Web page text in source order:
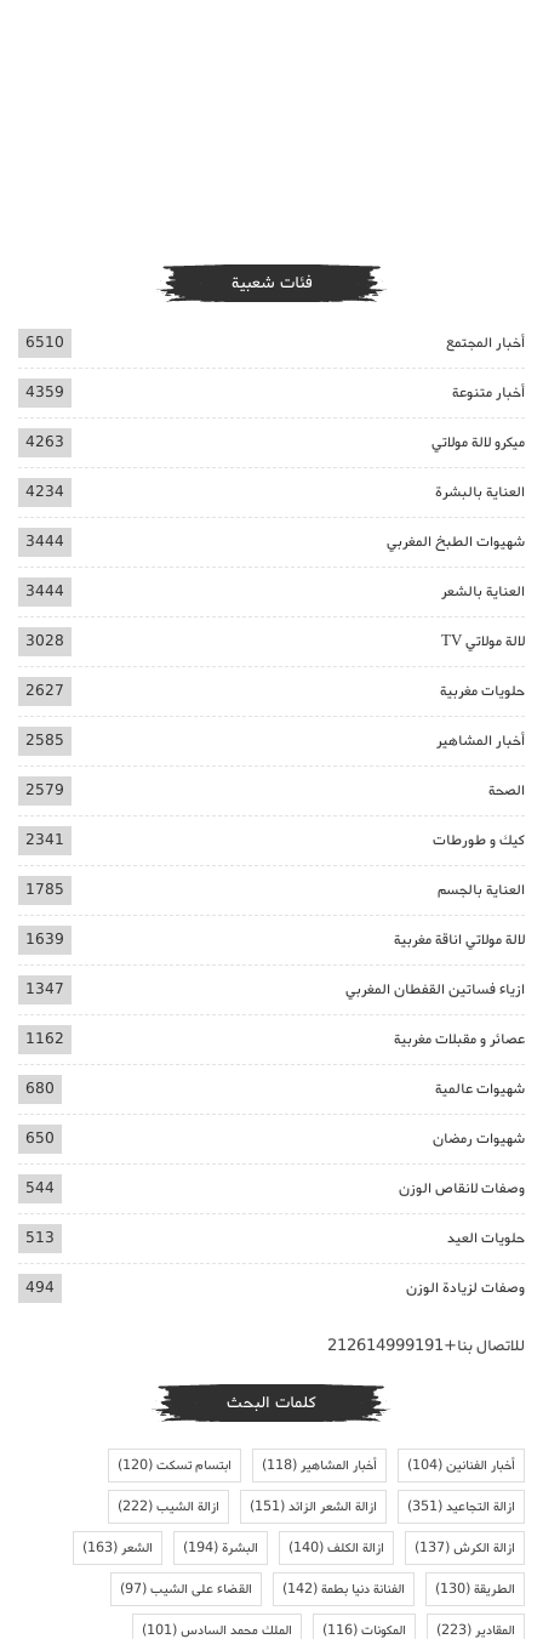
فئات شعبية
أخبار المجتمع 6510
أخبار متنوعة 4359
ميكرو لالة مولاتي 4263
العناية بالبشرة 4234
شهيوات الطبخ المغربي 3444
العناية بالشعر 3444
لالة مولاتي TV 3028
حلويات مغربية 2627
أخبار المشاهير 2585
الصحة 2579
كيك و طورطات 2341
العناية بالجسم 1785
لالة مولاتي اناقة مغربية 1639
ازياء فساتين القفطان المغربي 1347
عصائر و مقبلات مغربية 1162
شهيوات عالمية 680
شهيوات رمضان 650
وصفات لانقاص الوزن 544
حلويات العيد 513
وصفات لزيادة الوزن 494
للاتصال بنا+212614999191
كلمات البحث
أخبار الفنانين(104) أخبار المشاهير(118) ابتسام تسكت(120)
ازالة التجاعيد(351) ازالة الشعر الزائد(151) ازالة الشيب(222)
ازالة الكرش(137) ازالة الكلف(140) البشرة(194) الشعر(163)
الطريقة(130) الفنانة دنيا بطمة(142) القضاء على الشيب(97)
المقادير(223) المكونات(116) الملك محمد السادس(101)